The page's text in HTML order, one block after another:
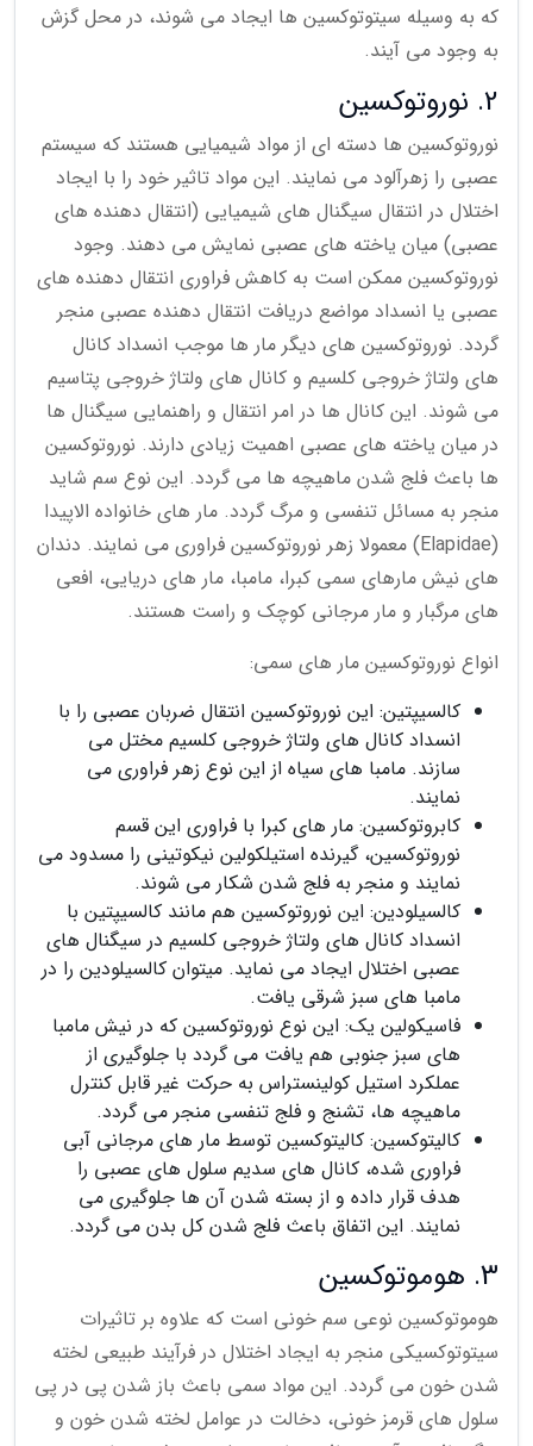
که به وسیله سیتوتوکسین ها ایجاد می شوند، در محل گزش
به وجود می آیند.
2. نوروتوکسین
نوروتوکسین ها دسته ای از مواد شیمیایی هستند که سیستم
عصبی را زهرآلود می نمایند. این مواد تاثیر خود را با ایجاد
اختلال در انتقال سیگنال های شیمیایی (انتقال دهنده های
عصبی) میان یاخته های عصبی نمایش می دهند. وجود
نوروتوکسین ممکن است به کاهش فراوری انتقال دهنده های
عصبی یا انسداد مواضع دریافت انتقال دهنده عصبی منجر
گردد. نوروتوکسین های دیگر مار ها موجب انسداد کانال
های ولتاژ خروجی کلسیم و کانال های ولتاژ خروجی پتاسیم
می شوند. این کانال ها در امر انتقال و راهنمایی سیگنال ها
در میان یاخته های عصبی اهمیت زیادی دارند. نوروتوکسین
ها باعث فلج شدن ماهیچه ها می گردد. این نوع سم شاید
منجر به مسائل تنفسی و مرگ گردد. مار های خانواده الاپیدا
(Elapidae) معمولا زهر نوروتوکسین فراوری می نمایند. دندان
های نیش مارهای سمی کبرا، مامبا، مار های دریایی، افعی
های مرگبار و مار مرجانی کوچک و راست هستند.
انواع نوروتوکسین مار های سمی:
کالسیپتین: این نوروتوکسین انتقال ضربان عصبی را با
انسداد کانال های ولتاژ خروجی کلسیم مختل می
سازند. مامبا های سیاه از این نوع زهر فراوری می
نمایند.
کابروتوکسین: مار های کبرا با فراوری این قسم
نوروتوکسین، گیرنده استیلکولین نیکوتینی را مسدود می
نمایند و منجر به فلج شدن شکار می شوند.
کالسیلودین: این نوروتوکسین هم مانند کالسیپتین با
انسداد کانال های ولتاژ خروجی کلسیم در سیگنال های
عصبی اختلال ایجاد می نماید. میتوان کالسیلودین را در
مامبا های سبز شرقی یافت.
فاسیکولین یک: این نوع نوروتوکسین که در نیش مامبا
های سبز جنوبی هم یافت می گردد با جلوگیری از
عملکرد استیل کولینستراس به حرکت غیر قابل کنترل
ماهیچه ها، تشنج و فلج تنفسی منجر می گردد.
کالیتوکسین: کالیتوکسین توسط مار های مرجانی آبی
فراوری شده، کانال های سدیم سلول های عصبی را
هدف قرار داده و از بسته شدن آن ها جلوگیری می
نمایند. این اتفاق باعث فلج شدن کل بدن می گردد.
3. هوموتوکسین
هوموتوکسین نوعی سم خونی است که علاوه بر تاثیرات
سیتوتوکسیکی منجر به ایجاد اختلال در فرآیند طبیعی لخته
شدن خون می گردد. این مواد سمی باعث باز شدن پی در پی
سلول های قرمز خونی، دخالت در عوامل لخته شدن خون و